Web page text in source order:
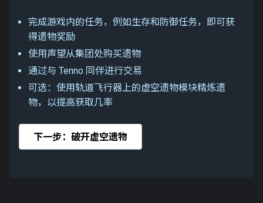
完成游戏内的任务，例如生存和防御任务，即可获
得遗物奖励
使用声望从集团处购买遗物
通过与 Tenno 同伴进行交易
可选：使用轨道飞行器上的虚空遗物模块精炼遗
物，以提高获取几率
下一步：破开虚空遗物